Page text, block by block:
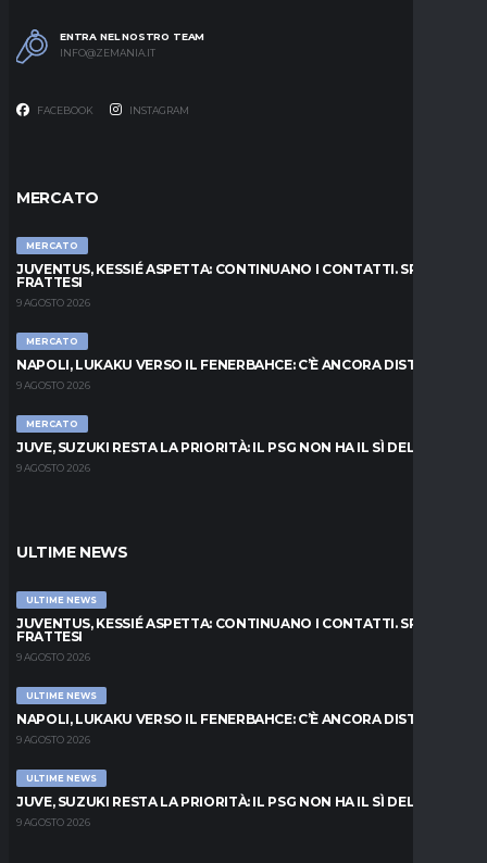
ENTRA NEL NOSTRO TEAM
INFO@ZEMANIA.IT
FACEBOOK INSTAGRAM
MERCATO
MERCATO
JUVENTUS, KESSIÉ ASPETTA: CONTINUANO I CONTATTI. SPUNTA
FRATTESI
9 AGOSTO 2026
MERCATO
NAPOLI, LUKAKU VERSO IL FENERBAHCE: C’È ANCORA DISTANZA
9 AGOSTO 2026
MERCATO
JUVE, SUZUKI RESTA LA PRIORITÀ: IL PSG NON HA IL SÌ DEL PARMA
9 AGOSTO 2026
ULTIME NEWS
ULTIME NEWS
JUVENTUS, KESSIÉ ASPETTA: CONTINUANO I CONTATTI. SPUNTA
FRATTESI
9 AGOSTO 2026
ULTIME NEWS
NAPOLI, LUKAKU VERSO IL FENERBAHCE: C’È ANCORA DISTANZA
9 AGOSTO 2026
ULTIME NEWS
JUVE, SUZUKI RESTA LA PRIORITÀ: IL PSG NON HA IL SÌ DEL PARMA
9 AGOSTO 2026